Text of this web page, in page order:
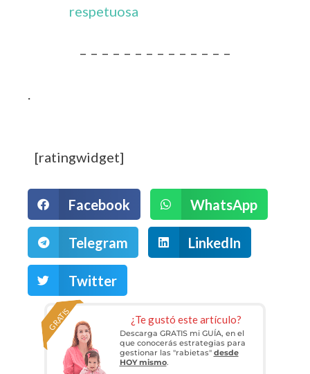
respetuosa
– – – – – – – – – – – – – –
.
[ratingwidget]
Facebook WhatsApp
Telegram LinkedIn
Twitter
¿Te gustó este artículo?
GRATIS
Descarga GRATIS mi GUÍA, en el
que conocerás estrategias para
gestionar las "rabietas" desde
HOY mismo.